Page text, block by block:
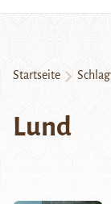
Startseite
Lund